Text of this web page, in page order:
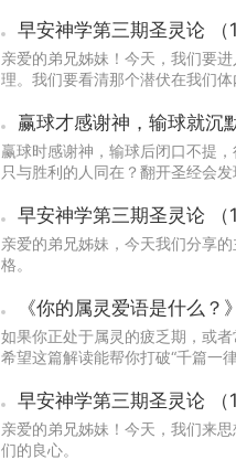
早
亲爱的弟兄姊妹！今天，我们要
理。我们要看清那个潜伏在我们
赢球时感谢神，输球后闭口不提
只与胜利的人同在？翻开圣经会
早
亲爱的弟兄姊妹，今天我们分享
格。
如果你正处于属灵的疲乏期，或
希望这篇解读能帮你打破“千篇一
早
亲爱的弟兄姊妹！今天，我们来
们的良心。